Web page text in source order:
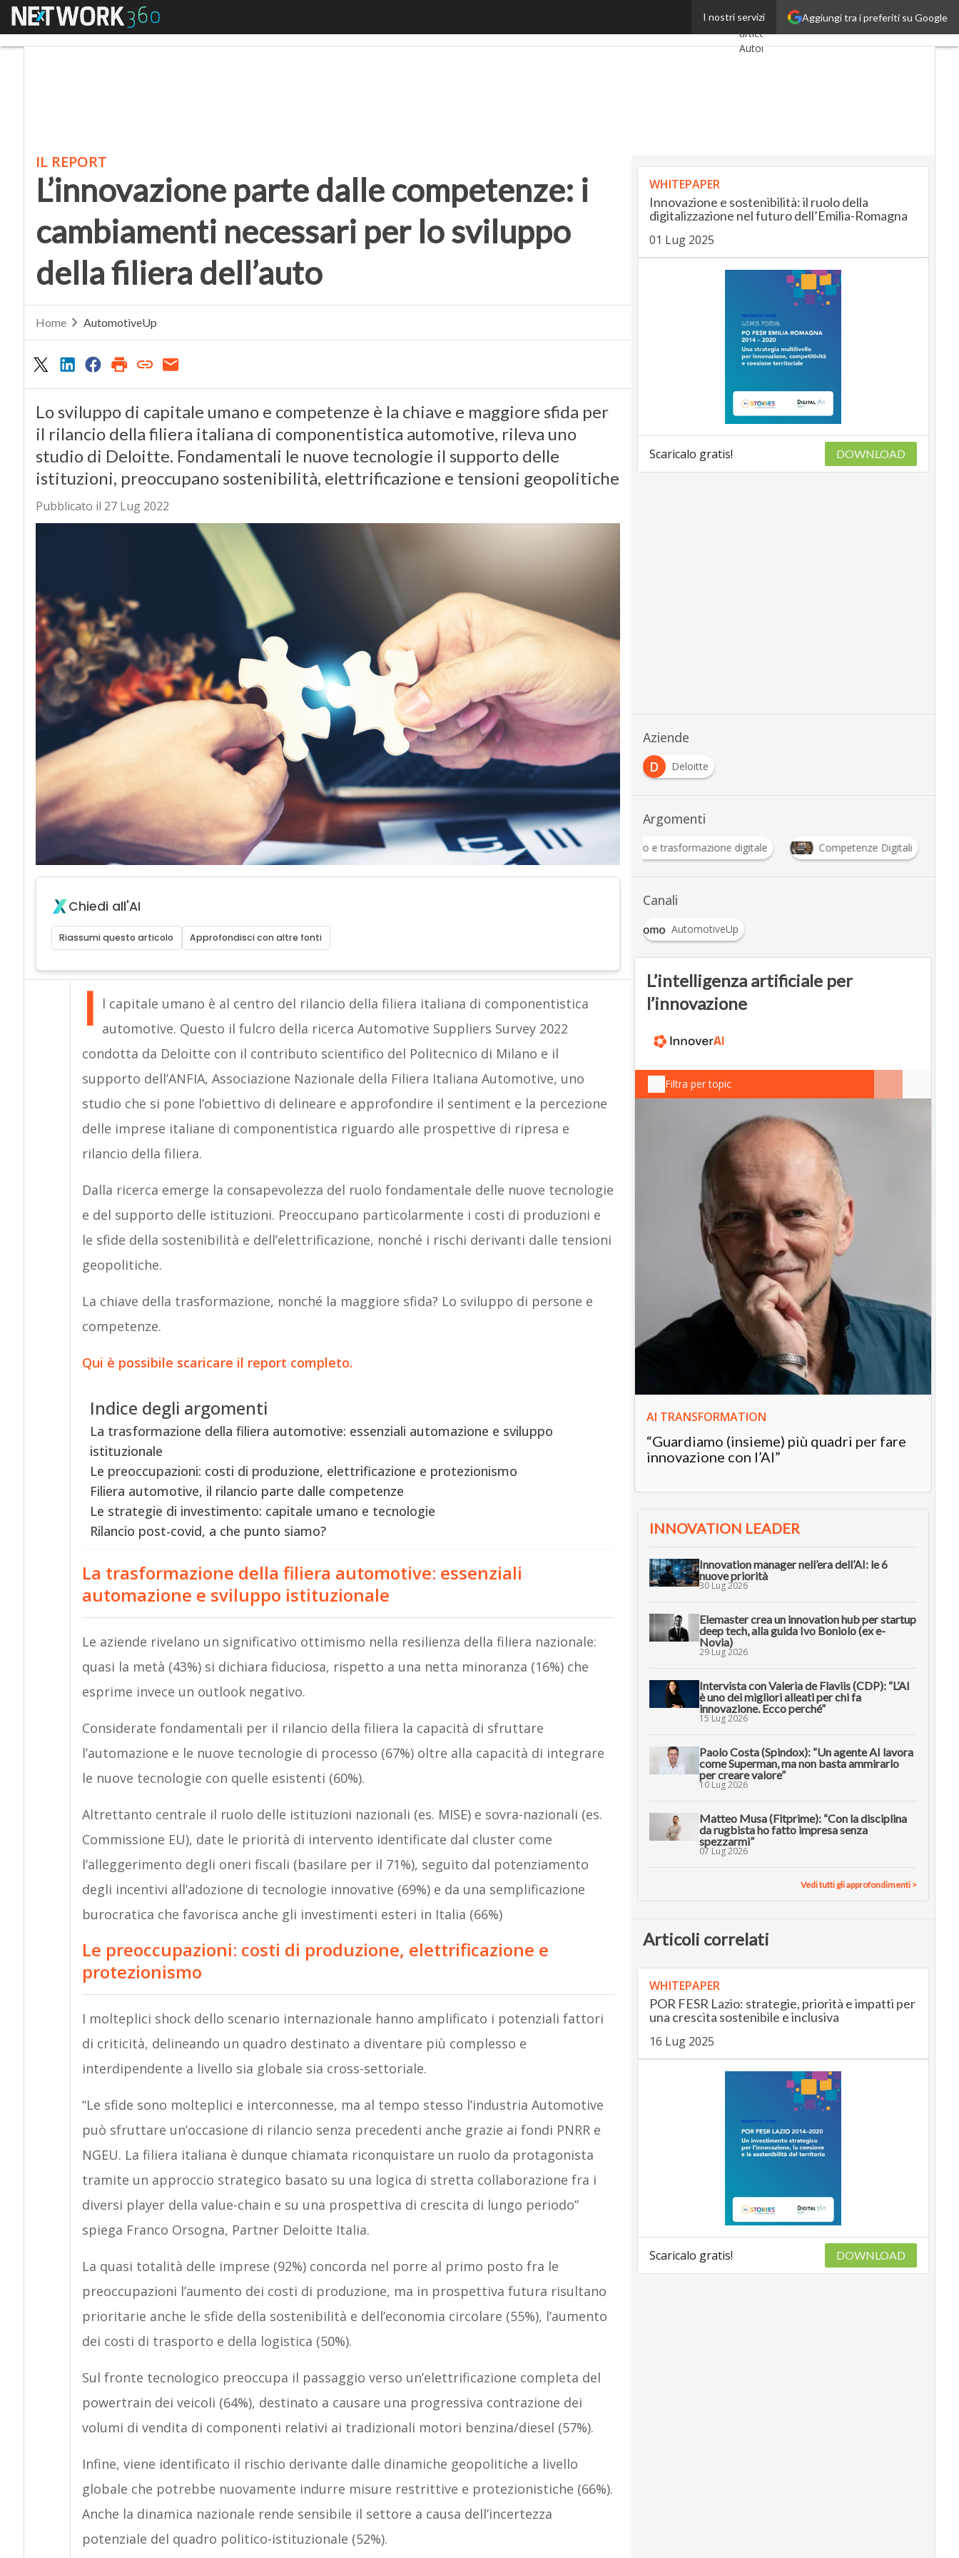
Aggiungi tra i preferiti su Google
I nostri servizi
Menu L’innovazione parte dalle competenze: i cambiamenti necessari per lo sviluppo della filiera dell’autoUltimi
articoli
AutomotiveUp
IL REPORT
L’innovazione parte dalle competenze: i
cambiamenti necessari per lo sviluppo
della filiera dell’auto
Home AutomotiveUp
Lo sviluppo di capitale umano e competenze è la chiave e maggiore sfida per
il rilancio della filiera italiana di componentistica automotive, rileva uno
studio di Deloitte. Fondamentali le nuove tecnologie il supporto delle
istituzioni, preoccupano sostenibilità, elettrificazione e tensioni geopolitiche
Pubblicato il 27 Lug 2022
Chiedi all'AI
Riassumi questo articolo Approfondisci con altre fonti
I l capitale umano è al centro del rilancio della filiera italiana di componentistica
automotive. Questo il fulcro della ricerca Automotive Suppliers Survey 2022
condotta da Deloitte con il contributo scientifico del Politecnico di Milano e il
supporto dell’ANFIA, Associazione Nazionale della Filiera Italiana Automotive, uno
studio che si pone l’obiettivo di delineare e approfondire il sentiment e la percezione
delle imprese italiane di componentistica riguardo alle prospettive di ripresa e
rilancio della filiera.
Dalla ricerca emerge la consapevolezza del ruolo fondamentale delle nuove tecnologie
e del supporto delle istituzioni. Preoccupano particolarmente i costi di produzioni e
le sfide della sostenibilità e dell’elettrificazione, nonché i rischi derivanti dalle tensioni
geopolitiche.
La chiave della trasformazione, nonché la maggiore sfida? Lo sviluppo di persone e
competenze.
Qui è possibile scaricare il report completo.
Indice degli argomenti
La trasformazione della filiera automotive: essenziali automazione e sviluppo
istituzionale
Le preoccupazioni: costi di produzione, elettrificazione e protezionismo
Filiera automotive, il rilancio parte dalle competenze
Le strategie di investimento: capitale umano e tecnologie
Rilancio post-covid, a che punto siamo?
La trasformazione della filiera automotive: essenziali
automazione e sviluppo istituzionale
Le aziende rivelano un significativo ottimismo nella resilienza della filiera nazionale:
quasi la metà (43%) si dichiara fiduciosa, rispetto a una netta minoranza (16%) che
esprime invece un outlook negativo.
Considerate fondamentali per il rilancio della filiera la capacità di sfruttare
l’automazione e le nuove tecnologie di processo (67%) oltre alla capacità di integrare
le nuove tecnologie con quelle esistenti (60%).
Altrettanto centrale il ruolo delle istituzioni nazionali (es. MISE) e sovra-nazionali (es.
Commissione EU), date le priorità di intervento identificate dal cluster come
l’alleggerimento degli oneri fiscali (basilare per il 71%), seguito dal potenziamento
degli incentivi all’adozione di tecnologie innovative (69%) e da una semplificazione
burocratica che favorisca anche gli investimenti esteri in Italia (66%)
Le preoccupazioni: costi di produzione, elettrificazione e
protezionismo
I molteplici shock dello scenario internazionale hanno amplificato i potenziali fattori
di criticità, delineando un quadro destinato a diventare più complesso e
interdipendente a livello sia globale sia cross-settoriale.
“Le sfide sono molteplici e interconnesse, ma al tempo stesso l’industria Automotive
può sfruttare un’occasione di rilancio senza precedenti anche grazie ai fondi PNRR e
NGEU. La filiera italiana è dunque chiamata riconquistare un ruolo da protagonista
tramite un approccio strategico basato su una logica di stretta collaborazione fra i
diversi player della value-chain e su una prospettiva di crescita di lungo periodo”
spiega Franco Orsogna, Partner Deloitte Italia.
La quasi totalità delle imprese (92%) concorda nel porre al primo posto fra le
preoccupazioni l’aumento dei costi di produzione, ma in prospettiva futura risultano
prioritarie anche le sfide della sostenibilità e dell’economia circolare (55%), l’aumento
dei costi di trasporto e della logistica (50%).
Sul fronte tecnologico preoccupa il passaggio verso un’elettrificazione completa del
powertrain dei veicoli (64%), destinato a causare una progressiva contrazione dei
volumi di vendita di componenti relativi ai tradizionali motori benzina/diesel (57%).
Infine, viene identificato il rischio derivante dalle dinamiche geopolitiche a livello
globale che potrebbe nuovamente indurre misure restrittive e protezionistiche (66%).
Anche la dinamica nazionale rende sensibile il settore a causa dell’incertezza
potenziale del quadro politico-istituzionale (52%).
WHITEPAPER
Innovazione e sostenibilità: il ruolo della
digitalizzazione nel futuro dell’Emilia-Romagna
01 Lug 2025
Scaricalo gratis! DOWNLOAD
Aziende
D
Deloitte
Argomenti
Auto e trasformazione digitale Competenze Digitali
Canali
AutomotiveUp
L’intelligenza artificiale per
l’innovazione
Filtra per topic
AI TRANSFORMATION
“Guardiamo (insieme) più quadri per fare
innovazione con l’AI”
INNOVATION LEADER
Innovation manager nell’era dell’AI: le 6
nuove priorità
30 Lug 2026
Elemaster crea un innovation hub per startup
deep tech, alla guida Ivo Boniolo (ex e-
Novia)
29 Lug 2026
Intervista con Valeria de Flaviis (CDP): “L’AI
è uno dei migliori alleati per chi fa
innovazione. Ecco perché”
15 Lug 2026
Paolo Costa (Spindox): “Un agente AI lavora
come Superman, ma non basta ammirarlo
per creare valore”
10 Lug 2026
Matteo Musa (Fitprime): “Con la disciplina
da rugbista ho fatto impresa senza
spezzarmi”
07 Lug 2026
Vedi tutti gli approfondimenti >
Articoli correlati
WHITEPAPER
POR FESR Lazio: strategie, priorità e impatti per
una crescita sostenibile e inclusiva
16 Lug 2025
Scaricalo gratis! DOWNLOAD